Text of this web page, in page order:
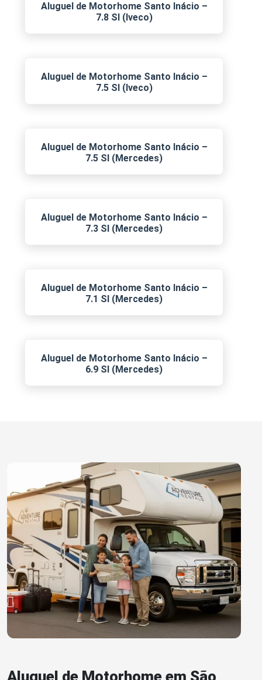
Aluguel de Motorhome Santo Inácio –
7.8 SI (Iveco)
Aluguel de Motorhome Santo Inácio –
7.5 SI (Iveco)
Aluguel de Motorhome Santo Inácio –
7.5 SI (Mercedes)
Aluguel de Motorhome Santo Inácio –
7.3 SI (Mercedes)
Aluguel de Motorhome Santo Inácio –
7.1 SI (Mercedes)
Aluguel de Motorhome Santo Inácio –
6.9 SI (Mercedes)
Aluguel de Motorhome em São